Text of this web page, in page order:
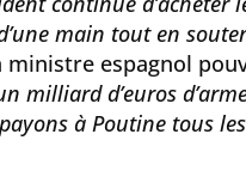
main tout en
ministre espagnol
milliard d’euros
à Poutine tous